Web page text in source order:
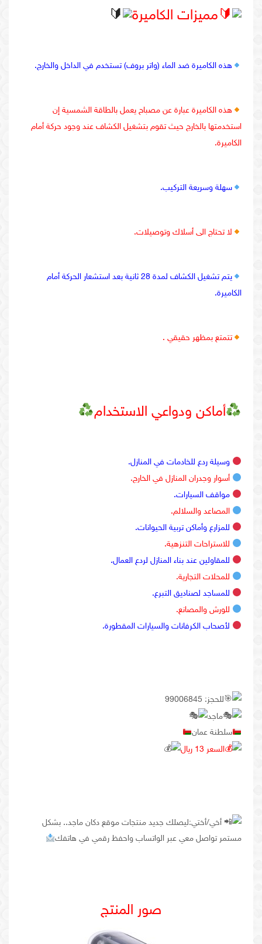
مميزات الكاميرة
هذه الكاميرة ضد الماء (واتر بروف) تستخدم في الداخل والخارج.
هذه الكاميرة عبارة عن مصباح يعمل بالطاقة الشمسية إن
استخدمتها بالخارج حيث تقوم بتشغيل الكشاف عند وجود حركة أمام
الكاميرة.
سهلة وسريعة التركيب.
لا تحتاج الى أسلاك وتوصيلات.
يتم تشغيل الكشاف لمدة 28 ثانية بعد استشعار الحركة أمام
الكاميرة.
تتمتع بمظهر حقيقي .
أماكن ودواعي الاستخدام
وسيلة ردع للخادمات في المنازل.
أسوار وجدران المنازل في الخارج.
مواقف السيارات.
المصاعد والسلالم.
للمزارع وأماكن تربية الحيوانات.
للاستراحات التنزهية.
للمقاولين عند بناء المنازل لردع العمال.
للمحلات التجارية.
للمساجد لصناديق التبرع.
للورش والمصانع.
لأصحاب الكرفانات والسيارات المقطورة.
للحجز: 99006845
ماجد
سلطنة عمان
السعر 13 ريال
أخي/أختي:ليصلك جديد منتجات موقع دكان ماجد.. بشكل
مستمر تواصل معي عبر الواتساب واحفظ رقمي في هاتفك
صور المنتج